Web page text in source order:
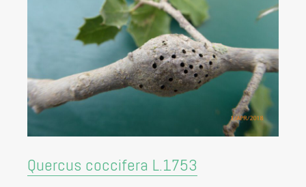
Quercus coccifera L.1753